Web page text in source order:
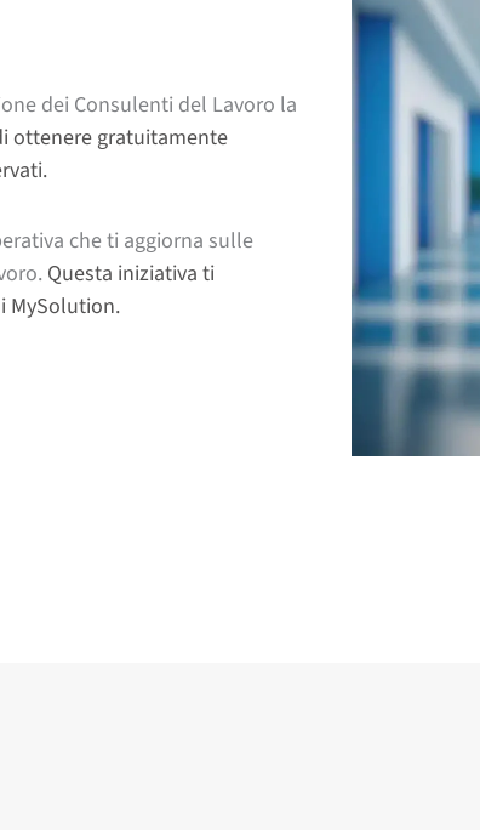
dei Consulenti del Lavoro la
ottenere gratuitamente
che ti aggiorna sulle
Questa iniziativa ti
MySolution.